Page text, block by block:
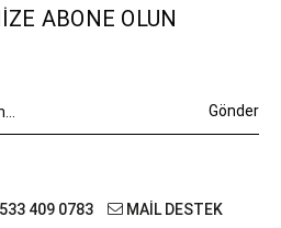
ABONE OLUN
Gönder
409 0783 MAİL DESTEK